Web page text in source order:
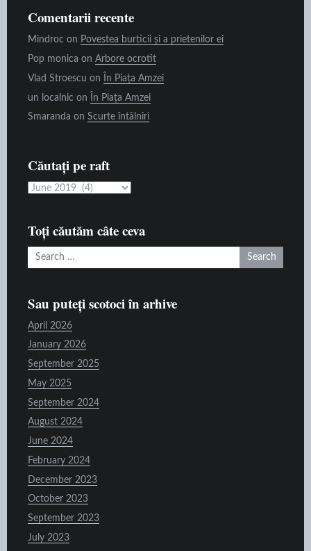
Comentarii recente
Mindroc on Povestea burticii și a prietenilor ei
Pop monica on Arbore ocrotit
Vlad Stroescu on
În Piața Amzei
un localnic on
În Piața Amzei
Smaranda on Scurte întâlniri
Căutați pe raft
Căutați
Toți căutăm câte ceva
Search
Sau puteți scotoci în arhive
April 2026
January 2026
September 2025
May 2025
September 2024
August 2024
June 2024
February 2024
December 2023
October 2023
September 2023
July 2023